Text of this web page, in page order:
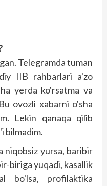
Telegramda tuman
IIB rahbarlari a'zo
yerda ko'rsatma va
ovozli xabarni o'sha
Lekin qanaqa qilib
bilmadim.
niqobsiz yursa, baribir
biriga yuqadi, kasallik
bo'lsa, profilaktika